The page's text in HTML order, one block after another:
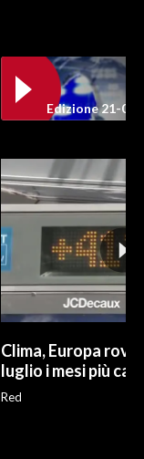
Edizione 21-05-
Clima, Europa
luglio i mesi più
Red